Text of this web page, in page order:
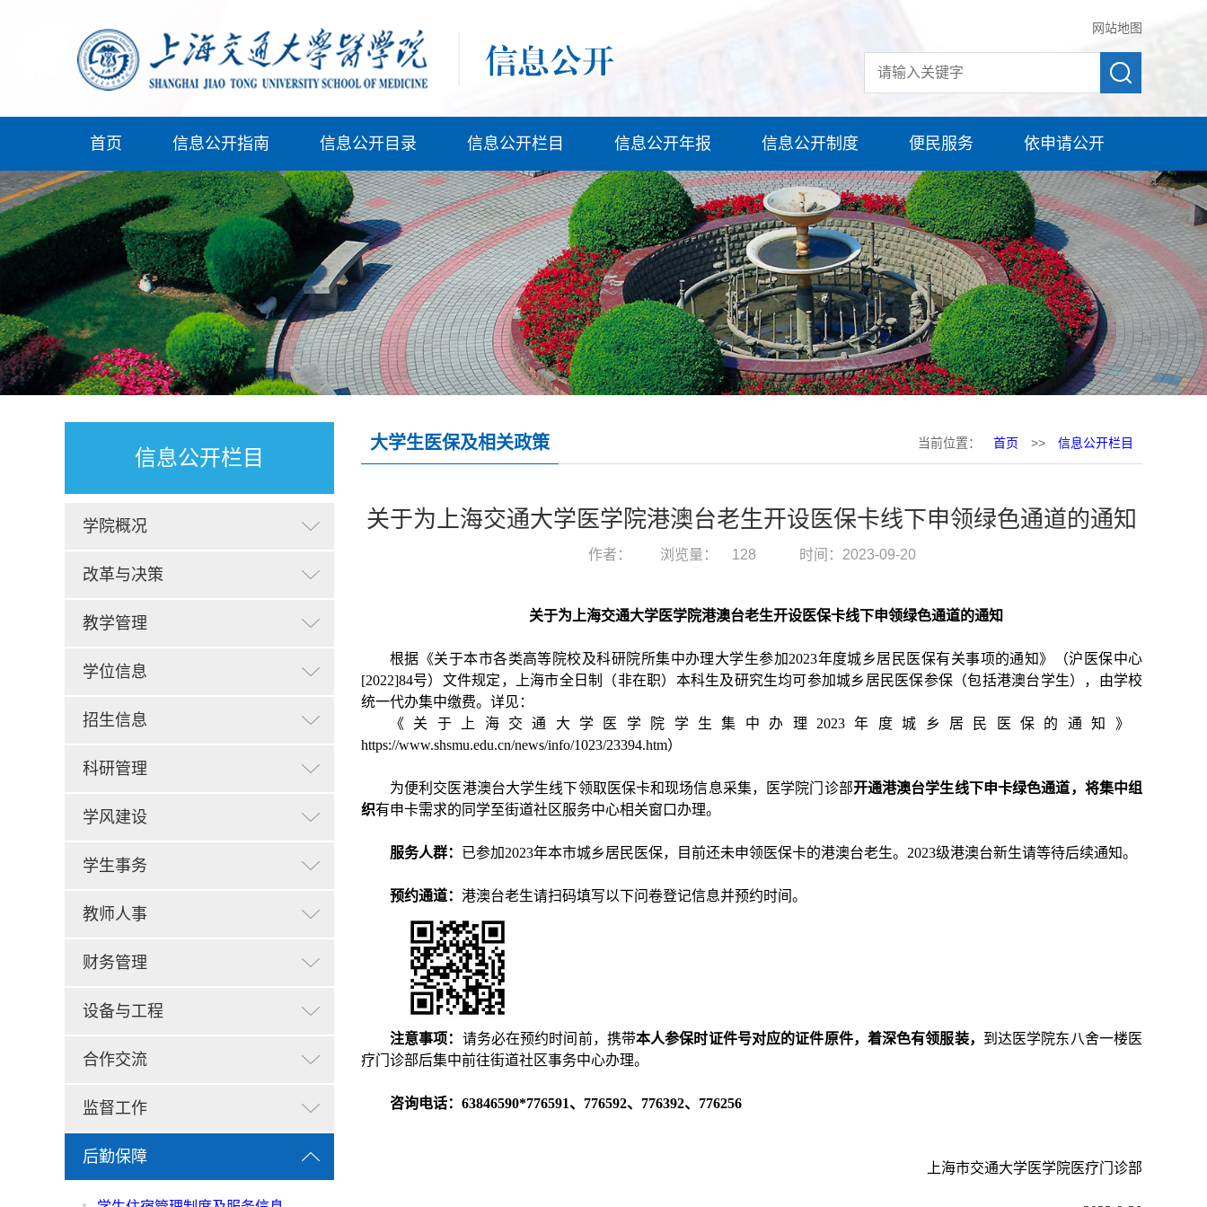
网站地图
首页 信息公开指南 信息公开目录 信息公开栏目 信息公开年报 信息公开制度 便民服务 依申请公开
信息公开栏目
学院概况
改革与决策
教学管理
学位信息
招生信息
科研管理
学风建设
学生事务
教师人事
财务管理
设备与工程
合作交流
监督工作
后勤保障
大学生医保及相关政策 当前位置： 首页 >> 信息公开栏目
关于为上海交通大学医学院港澳台老生开设医保卡线下申领绿色通道的通知
作者： 浏览量： 128 时间：2023-09-20
关于为上海交通大学医学院港澳台老生开设医保卡线下申领绿色通道的通知
根据《关于本市各类高等院校及科研院所集中办理大学生参加2023年度城乡居民医保有关事项的通知》（沪医保中心
[2022]84号）文件规定，
上海市全日制（非在职）本科生及研究生均可参加城乡居民医保参保（包括港澳台学生），由学校
统一代办集中缴费。详见：
《关于上海交通大学医学院学生集中办理 2023年度城乡居民医保的通知》
https://www.shsmu.edu.cn/news/info/1023/23394.htm）
为便利交医港澳台大学生线下领取医保卡和现场信息采集，医学院门诊部开通港澳台学生线下申卡绿色通道，将集中组
织有申卡需求的同学至街道社区服务中心相关窗口办理。
服务人群： 已参加2023年本市城乡居民医保，目前还未申领医保卡的港澳台老生。 2023级港澳台新生请等待后续通知。
预约通道： 港澳台老生请扫码填写以下问卷登记信息并预约时间。
注意事项： 请务必在预约时间前，携带本人参保时证件号对应的证件原件，着深色有领服装， 到达医学院东八舍一楼医
疗门诊部后集中前往街道社区事务中心办理。
咨询电话： 63846590*776591、 776592、 776392、 776256
上海市交通大学医学院医疗门诊部